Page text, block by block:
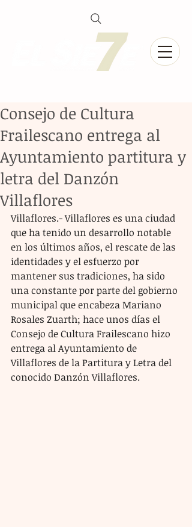
Consejo de Cultura
Frailescano entrega al
Ayuntamiento partitura y
letra del Danzón
Villaflores
Villaflores.- Villaflores es una ciudad
que ha tenido un desarrollo notable
en los últimos años, el rescate de las
identidades y el esfuerzo por
mantener sus tradiciones, ha sido
una constante por parte del gobierno
municipal que encabeza Mariano
Rosales Zuarth; hace unos días el
Consejo de Cultura Frailescano hizo
entrega al Ayuntamiento de
Villaflores de la Partitura y Letra del
conocido Danzón Villaflores.